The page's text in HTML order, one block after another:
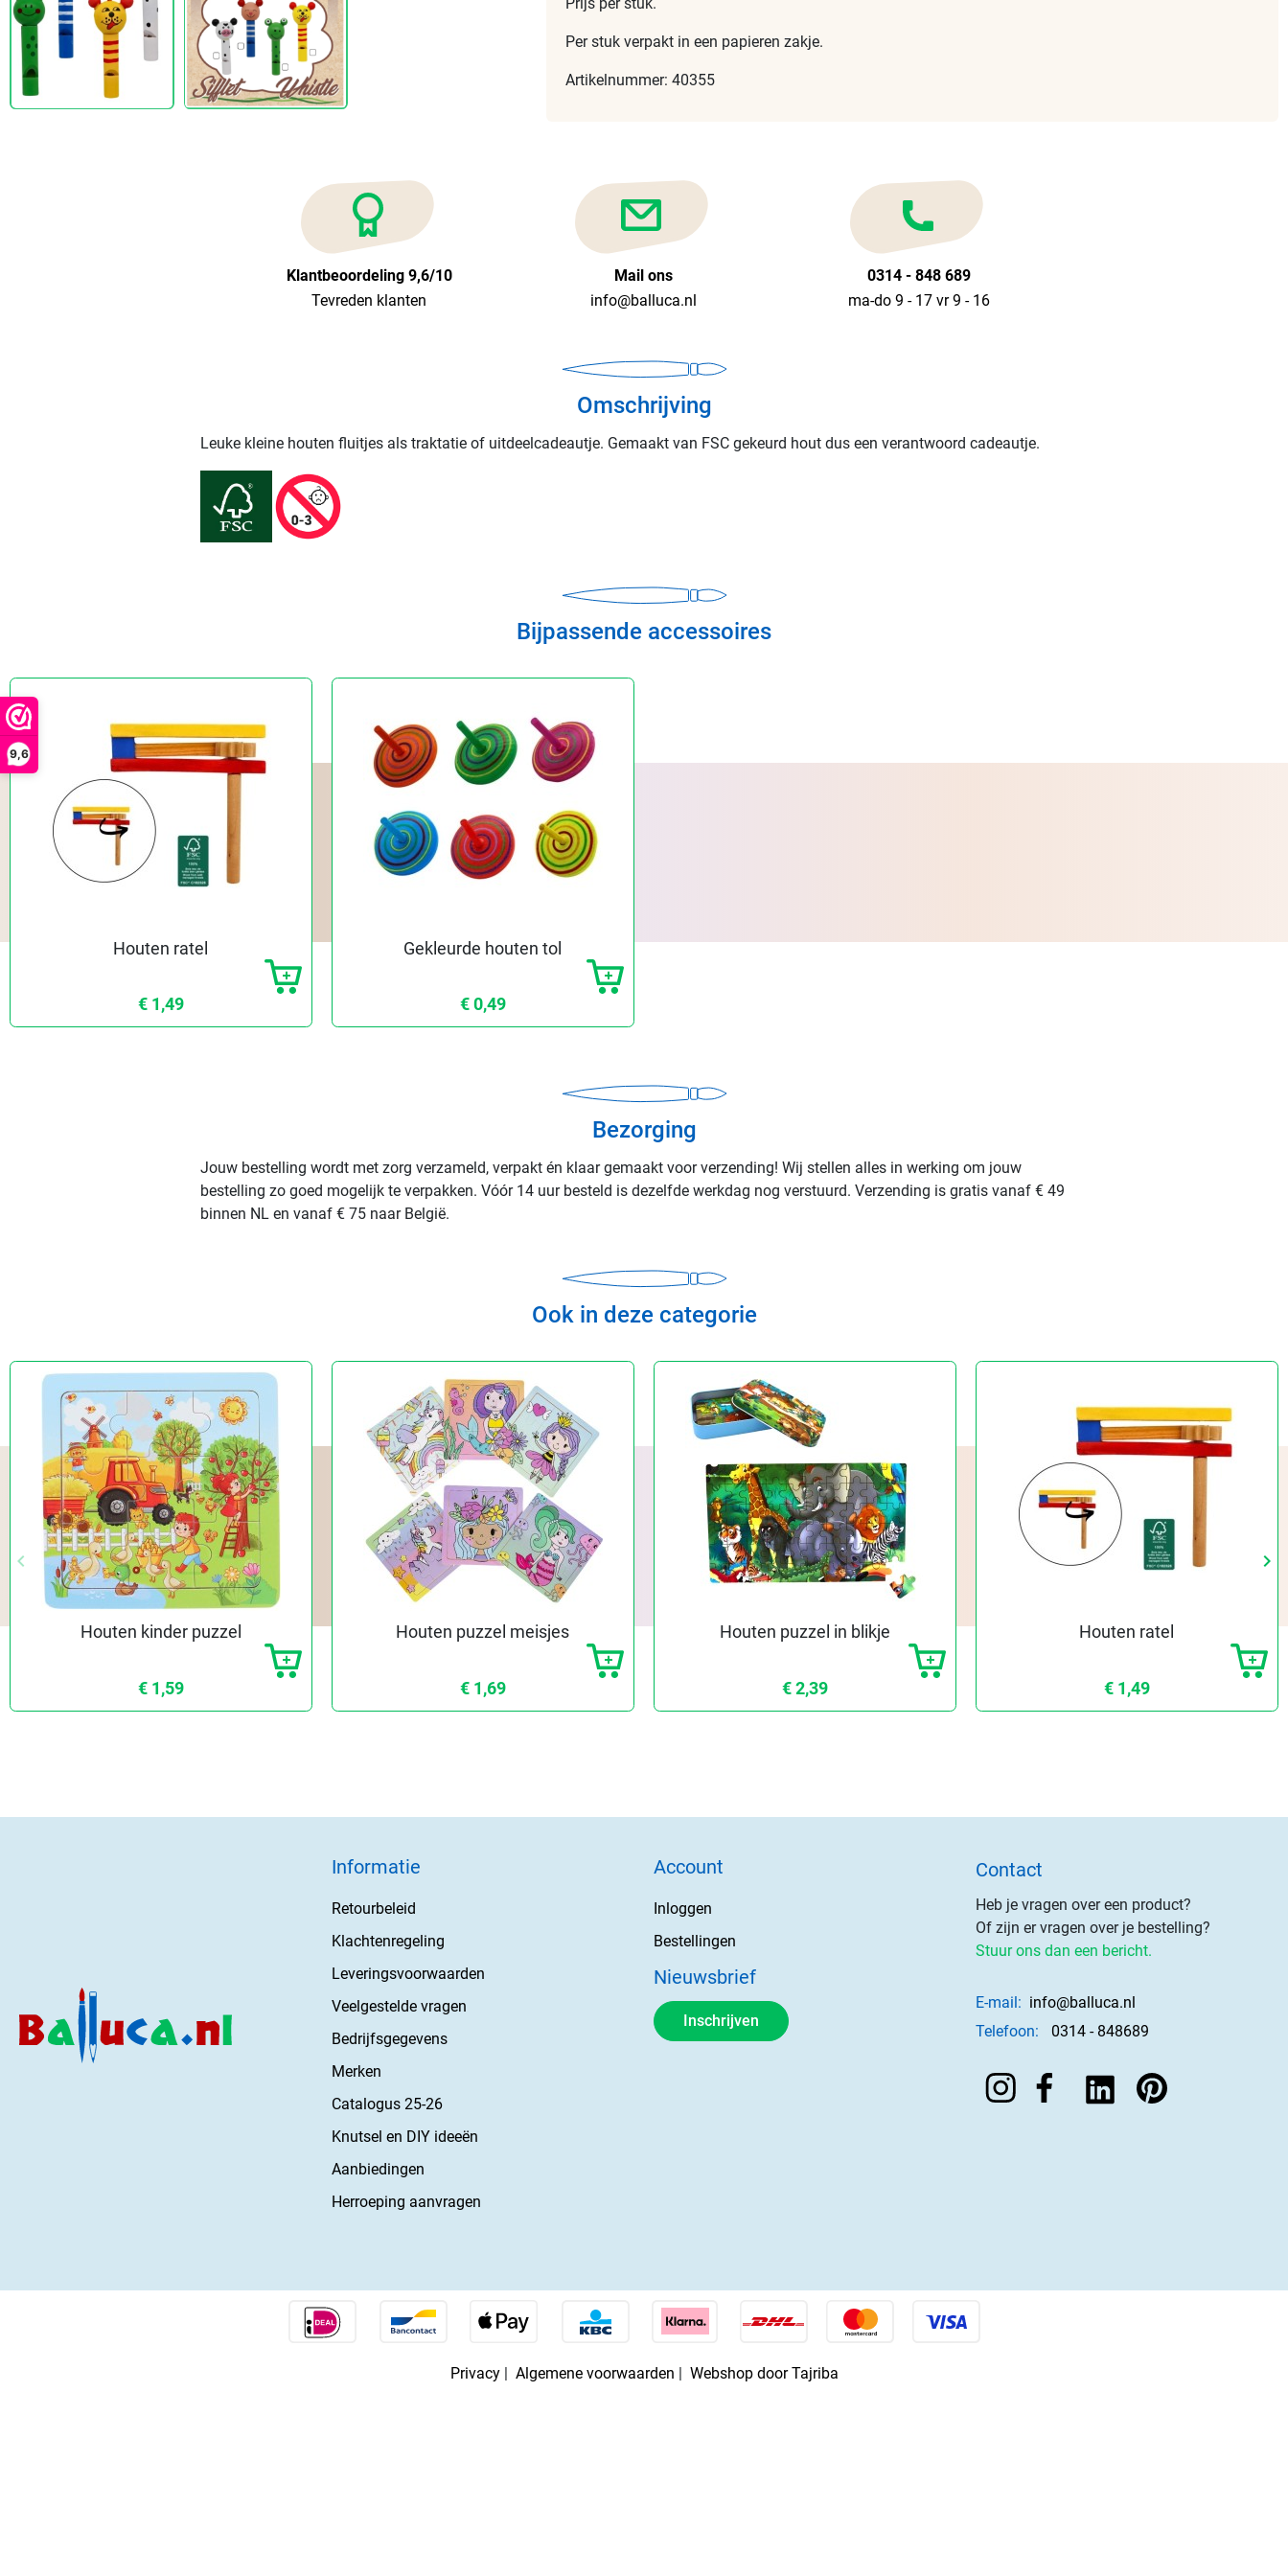
9,6
Per stuk verpakt in een papieren zakje.
Artikelnummer: 40355
Klantbeoordeling 9,6/10
Tevreden klanten
Mail ons
info@balluca.nl
0314 - 848 689
ma-do 9 - 17 vr 9 - 16
Omschrijving
Leuke kleine houten fluitjes als traktatie of uitdeelcadeautje. Gemaakt van FSC gekeurd hout dus een verantwoord cadeautje.
Bijpassende accessoires
Houten ratel
€ 1,49
Gekleurde houten tol
€ 0,49
Bezorging
Jouw bestelling wordt met zorg verzameld, verpakt én klaar gemaakt voor verzending! Wij stellen alles in werking om jouw
bestelling zo goed mogelijk te verpakken. Vóór 14 uur besteld is dezelfde werkdag nog verstuurd. Verzending is gratis vanaf € 49
binnen NL en vanaf € 75 naar België.
Ook in deze categorie
Vorige
keyboard_arrow_left keyboard_arrow_right
Houten kinder puzzel
€ 1,59
Houten puzzel meisjes
€ 1,69
Houten puzzel in blikje
€ 2,39
Houten ratel
€ 1,49
Informatie
Retourbeleid
Klachtenregeling
Leveringsvoorwaarden
Veelgestelde vragen
Bedrijfsgegevens
Merken
Catalogus 25-26
Knutsel en DIY ideeën
Aanbiedingen
Herroeping aanvragen
Account
Inloggen
Bestellingen
Nieuwsbrief
Inschrijven
Contact
Heb je vragen over een product?
Of zijn er vragen over je bestelling?
Stuur ons dan een bericht.
E-mail: info@balluca.nl
Telefoon:
0314 - 848689
Privacy| Algemene voorwaarden | Webshop door Tajriba